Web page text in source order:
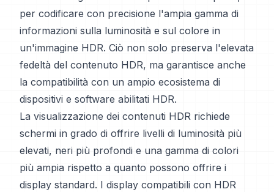
per codificare con precisione l'ampia gamma di
informazioni sulla luminosità e sul colore in
un'immagine HDR. Ciò non solo preserva l'elevata
fedeltà del contenuto HDR, ma garantisce anche
la compatibilità con un ampio ecosistema di
dispositivi e software abilitati HDR.
La visualizzazione dei contenuti HDR richiede
schermi in grado di offrire livelli di luminosità più
elevati, neri più profondi e una gamma di colori
più ampia rispetto a quanto possono offrire i
display standard. I display compatibili con HDR